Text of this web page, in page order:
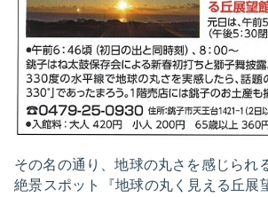
その名の通り、地球の丸さを感じられ
絶景スポット『地球の丸く見える丘展